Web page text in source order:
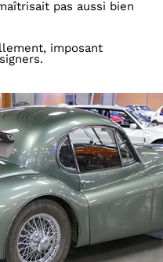
pas aussi bien
imposant